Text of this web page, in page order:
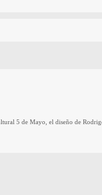
5 de Mayo, el diseño de